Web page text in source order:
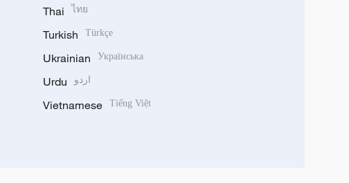
Thai ไทย
Turkish Türkçe
Ukrainian Українська
Urdu اردو
Vietnamese Tiếng Việt